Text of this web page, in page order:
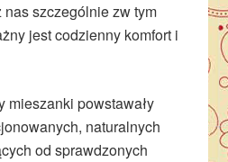
szczególnie zw tym
jest codzienny komfort i
mieszanki powstawały
naturalnych
od sprawdzonych